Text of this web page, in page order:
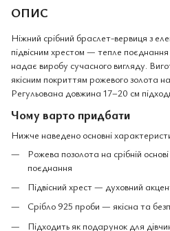
ОПИС
Ніжний срібний браслет-вервиця з
підвісним хрестом — тепле
надає виробу сучасного вигляду.
якісним покриттям рожевого золота
Регульована довжина 17–20 см
Чому варто придбати
Нижче наведено основні
Рожева позолота на срібній
поєднання
Підвісний хрест — духовний
Срібло 925 проби — якісна та
Підходить як подарунок для